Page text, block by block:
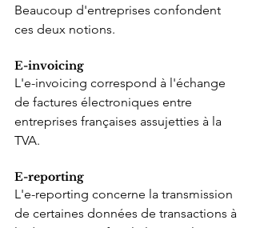
Beaucoup d'entreprises confondent
ces deux notions.
E-invoicing
L'e-invoicing correspond à l'échange
de factures électroniques entre
entreprises françaises assujetties à la
TVA.
E-reporting
L'e-reporting concerne la transmission
de certaines données de transactions à